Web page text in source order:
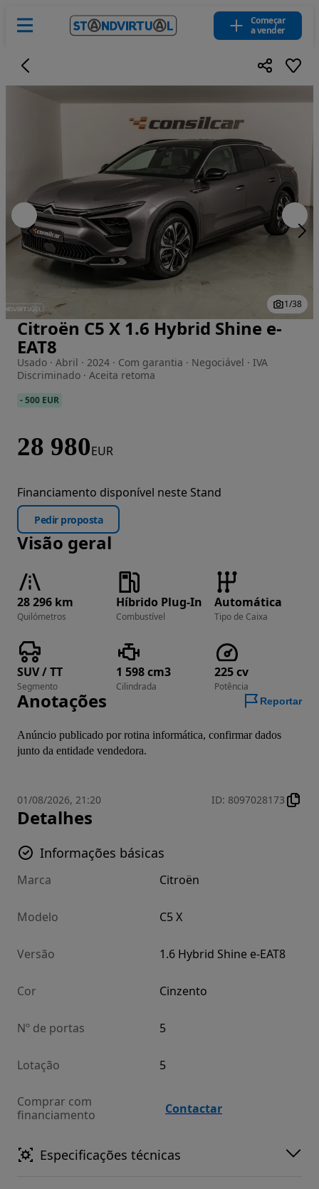
Começar
a vender
Imagem 1 de 38
1/38
Citroën C5 X 1.6 Hybrid Shine e-
EAT8
Usado · Abril · 2024 · Com garantia · Negociável · IVA
Discriminado · Aceita retoma
-500 EUR
28 980EUR
Financiamento disponível neste Stand
Pedir proposta
Visão geral
28 296 km
Quilómetros
Híbrido Plug-In
Combustível
Automática
Tipo de Caixa
SUV / TT
Segmento
1 598 cm3
Cilindrada
225 cv
Potência
Anotações Reportar
Anúncio publicado por rotina informática, confirmar dados
junto da entidade vendedora.
01/08/2026, 21:20 ID: 8097028173
Detalhes
Informações básicas
Marca Citroën
Modelo C5 X
Versão 1.6 Hybrid Shine e-EAT8
Cor Cinzento
Nº de portas 5
Lotação 5
Comprar com
financiamento
Contactar
Especificações técnicas